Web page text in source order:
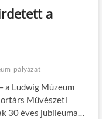
a
pályázat
a Ludwig Múzeum
Művészeti
30 éves jubileuma…